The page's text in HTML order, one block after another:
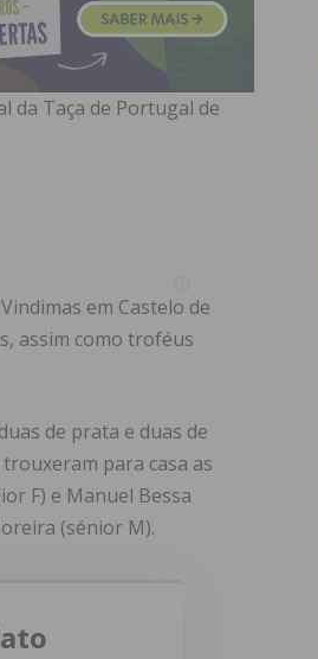
da Taça de Portugal de
em Castelo de
assim como troféus
de prata e duas de
para casa as
F) e Manuel Bessa
(sénior M).